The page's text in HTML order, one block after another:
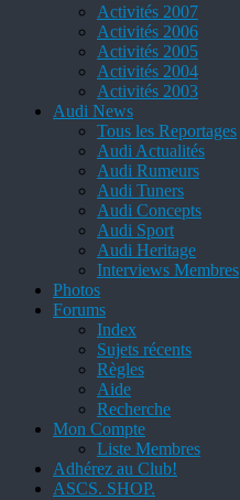
Activités 2007
Activités 2006
Activités 2005
Activités 2004
Activités 2003
Audi News
Tous les Reportages
Audi Actualités
Audi Rumeurs
Audi Tuners
Audi Concepts
Audi Sport
Audi Heritage
Interviews Membres
Photos
Forums
Index
Sujets récents
Règles
Aide
Recherche
Mon Compte
Liste Membres
Adhérez au Club!
ASCS. SHOP.